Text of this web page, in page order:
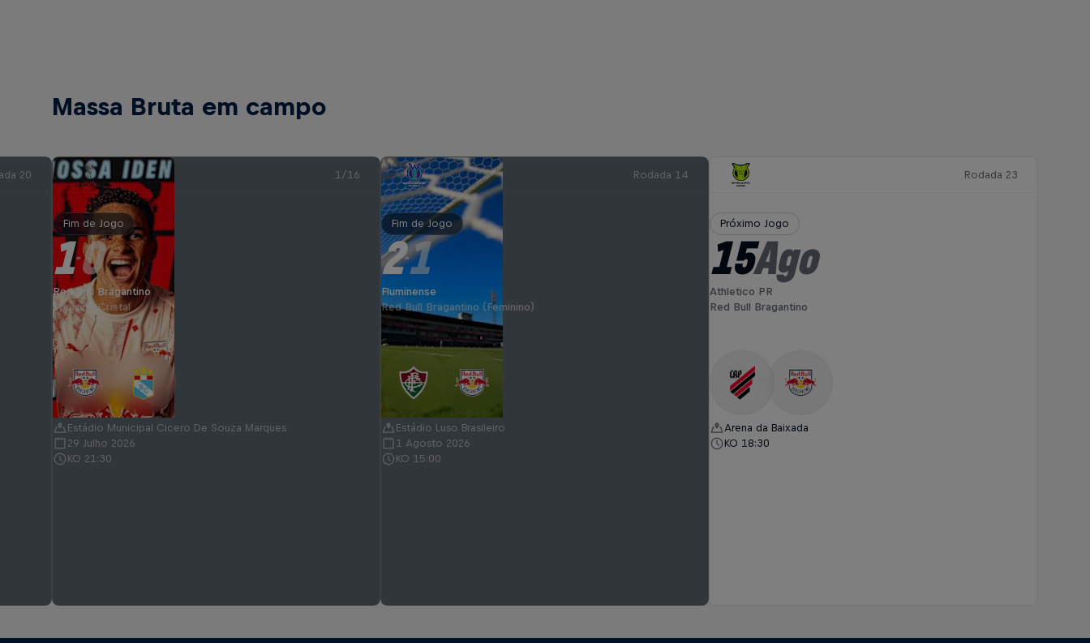
Massa Bruta em campo
20 1/16
Fim de Jogo
1-0
Red Bull Bragantino
Sporting Cristal
Estádio Municipal Cicero De Souza Marques
29 Julho 2026
KO 21:30
Rodada 14
Fim de Jogo
2-1
Fluminense
Red Bull Bragantino (Feminino)
Estádio Luso Brasileiro
1 Agosto 2026
KO 15:00
Rodada 23
Próximo Jogo
15Ago
Athletico PR
Red Bull Bragantino
Arena da Baixada
KO 18:30